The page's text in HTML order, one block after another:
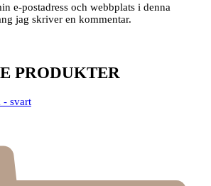
e-postadress och webbplats i denna
jag skriver en kommentar.
PRODUKTER